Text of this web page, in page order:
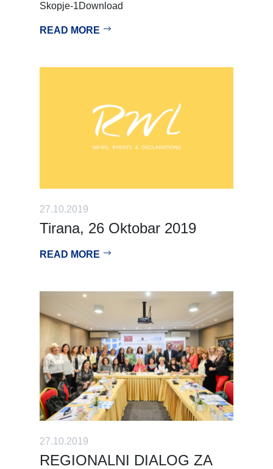
Skopje-1Download
READ MORE
27.10.2019
Tirana, 26 Oktobar 2019
READ MORE
27.10.2019
REGIONALNI DIALOG ZA